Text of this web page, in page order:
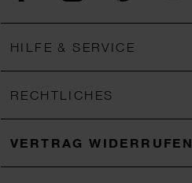
HILFE & SERVICE
RECHTLICHES
VERTRAG WIDERRUFEN